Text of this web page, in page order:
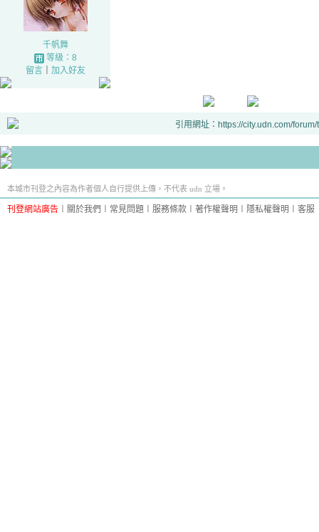
千帆舞
等級：8
留言｜ 加入好友
引用網址：https://city.udn.com/
本城市刊登之內容為作者個人自行提供上傳，不代表 udn 立場。
刊登網站廣告 關於我們 常見問題 服務條款 著作權聲明 隱私權聲明 客服